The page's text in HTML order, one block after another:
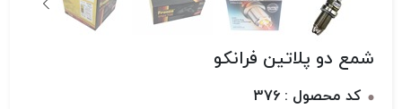
شمع دو پلاتین فرانکو
کد محصول : 376